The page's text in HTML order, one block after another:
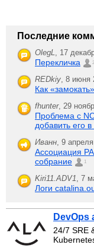
Последние
OlegL 17
Перекличка
REDkiy 8 июня
Как
fhunter, 29
Проблема с
добавить его
Иванн 9
Ассоциация
собрание
1
Kiri11.ADV1 7
Логи
DevOps
24/7 SRE